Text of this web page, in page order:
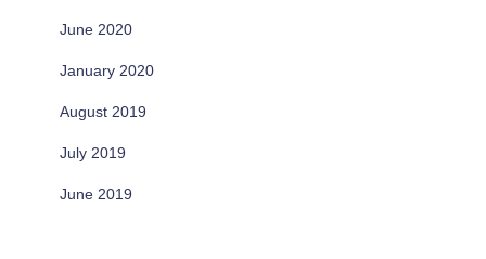
June 2020
January 2020
August 2019
July 2019
June 2019